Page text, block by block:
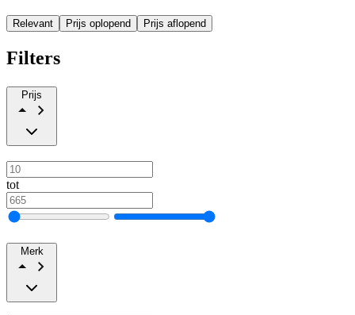
Relevant Prijs oplopend Prijs aflopend
Filters
Prijs
tot
Merk